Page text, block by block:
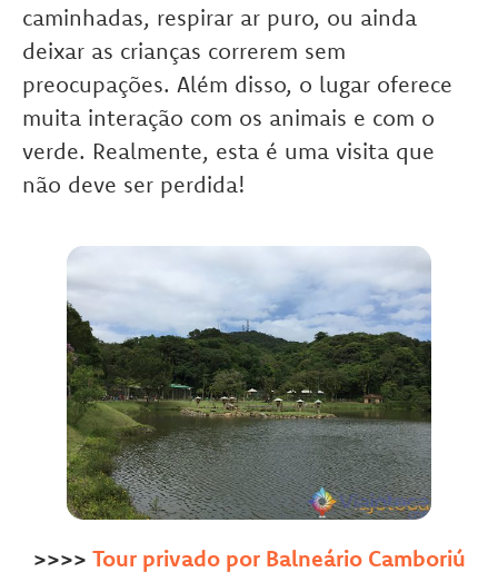
caminhadas, respirar ar puro, ou ainda
deixar as crianças correrem sem
preocupações. Além disso, o lugar oferece
muita interação com os animais e com o
verde. Realmente, esta é uma visita que
não deve ser perdida!
>>>> Tour privado por Balneário Camboriú